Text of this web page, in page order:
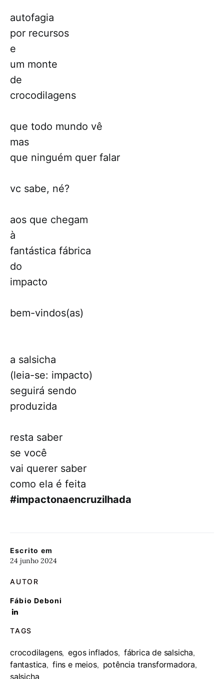
Escrito em
24 junho 2024
AUTOR
Fábio Deboni
TAGS
crocodilagens, egos inflados, fábrica de salsicha,
fantastica, fins e meios, potência transformadora,
salsicha
autofagia
por recursos
e
um monte
de
crocodilagens
que todo mundo vê
mas
que ninguém quer falar
vc sabe, né?
aos que chegam
à
fantástica fábrica
do
impacto
bem-vindos(as)
a salsicha
(leia-se: impacto)
seguirá sendo
produzida
resta saber
se você
vai querer saber
como ela é feita
#impactonaencruzilhada